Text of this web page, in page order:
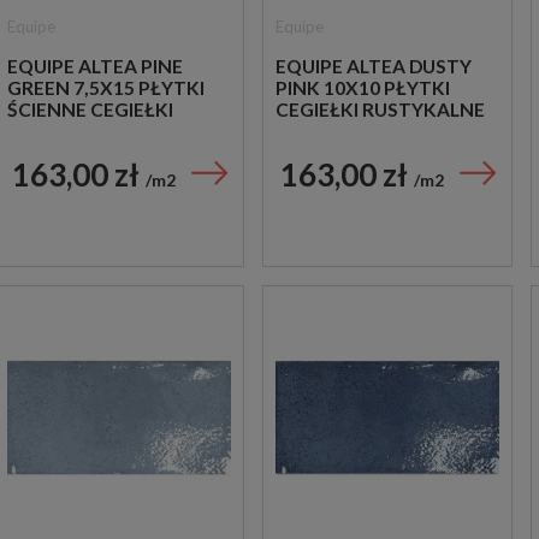
EQUIPE ALTEA PINE
GREEN 7,5X15 PŁYTKI
ŚCIENNE CEGIEŁKI
163,00 zł m2
EQUIPE ALTEA DUSTY
PINK 10X10 PŁYTKI
CEGIEŁKI RUSTYKALNE
163,00 zł m2